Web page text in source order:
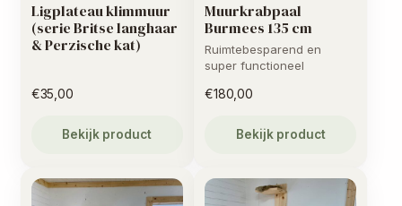
Ligplateau klimmuur
(serie Britse langhaar
& Perzische kat)
€35,00
Bekijk product
Muurkrabpaal
Burmees 135 cm
Ruimtebesparend en
super functioneel
€180,00
Bekijk product